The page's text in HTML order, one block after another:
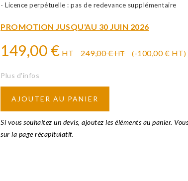
- Licence perpétuelle : pas de redevance supplémentaire
PROMOTION JUSQU'AU 30 JUIN 2026
149,00 € HT 249,00 €HT (-100,00 € HT)
Plus d'infos
AJOUTER AU PANIER
Si vous souhaitez un devis, ajoutez les éléments au panier.
sur la page récapitulatif.